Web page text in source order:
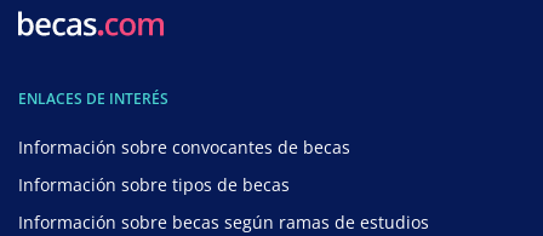
ENLACES DE INTERÉS
Información sobre convocantes de becas
Información sobre tipos de becas
Información sobre becas según ramas de estudios